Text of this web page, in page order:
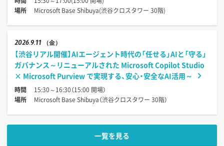
場所
Microsoft Base Shibuya(渋谷クロスタワー 30階)
20269.11 （金）
【渋谷リアル開催】AIエージェント時代の「任せる」AIと「守る」
ガバナンス～リニューアルされた Microsoft Copilot Studio
× Microsoft Purview で実現する、安心・安全なAI活用～
時間
15:30～16:30（15:00 開場）
場所
Microsoft Base Shibuya（渋谷クロスタワー 30階）
一覧を見る